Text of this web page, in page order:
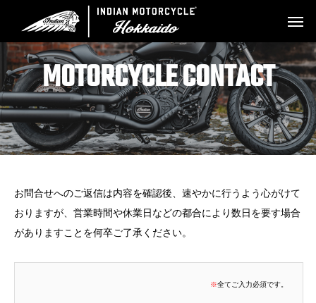
MOTORCYCLE CONTACT
お問合せへのご返信は内容を確認後、速やかに行うよう心がけて
おりますが、営業時間や休業日などの都合により数日を要す場合
がありますことを何卒ご了承ください。
※全てご入力必須です。